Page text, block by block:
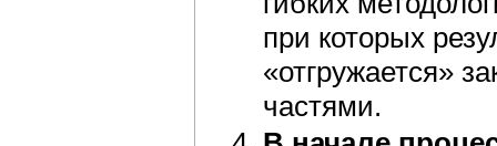
при которых
«отгружается»
частями.